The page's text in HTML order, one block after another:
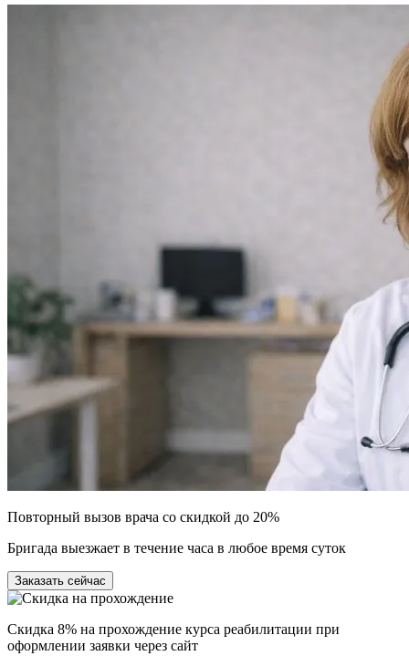
Повторный вызов врача со скидкой до 20%
Бригада выезжает в течение часа в любое время суток
Заказать сейчас
Скидка 8% на прохождение курса реабилитации при
оформлении заявки через сайт